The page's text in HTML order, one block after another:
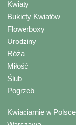
Kwiaty
Bukiety Kwiatów
Flowerboxy
Urodziny
Róża
Miłość
Ślub
Pogrzeb
Kwiaciarnie w Polsce